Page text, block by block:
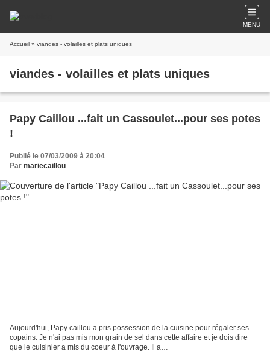
MENU
Accueil » viandes - volailles et plats uniques
viandes - volailles et plats uniques
Papy Caillou ...fait un Cassoulet...pour ses potes
!
Publié le 07/03/2009 à 20:04
Par mariecaillou
Aujourd'hui, Papy caillou a pris possession de la cuisine pour régaler ses
copains. Je n'ai pas mis mon grain de sel dans cette affaire et je dois dire
que le cuisinier a mis du coeur à l'ouvrage. Il a